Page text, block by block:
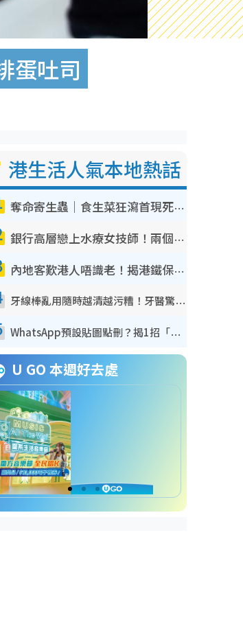
蛋吐司
港生活人氣本地熱話
奪命寄生蟲｜食生菜狂瀉首現死者！疫潮惡化錄1.8萬宗病例 揭洗菜3大謬誤
銀行高層戀上水療女技師！兩個月借128萬驚覺「沉船」沉落火海 揭背後疑似邪教操控賣淫
內地客歎港人唔識老！揭港鐵保鮮級冷氣 港人求放過：咪投訴
牙線棒亂用隨時越清越污糟！牙醫驚揭盲目過戶細菌恐致蛀牙：呢種先係日常真保養
WhatsApp預設貼圖點刪？揭1招「反向操作」還原簡潔介面 附3步實測教學
U GO 本週好去處